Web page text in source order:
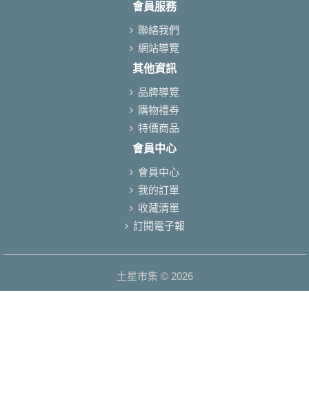
會員服務
聯絡我們
網站導覽
其他資訊
品牌導覽
購物禮券
特價商品
會員中心
會員中心
我的訂單
收藏清單
訂閱電子報
土星市集 © 2026